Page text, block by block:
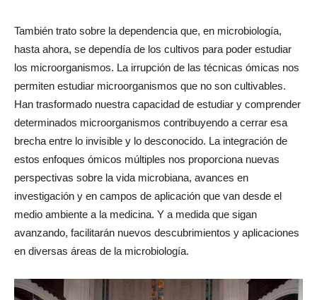
También trato sobre la dependencia que, en microbiología,
hasta ahora, se dependía de los cultivos para poder estudiar
los microorganismos. La irrupción de las técnicas ómicas nos
permiten estudiar microorganismos que no son cultivables.
Han trasformado nuestra capacidad de estudiar y comprender
determinados microorganismos contribuyendo a cerrar esa
brecha entre lo invisible y lo desconocido. La integración de
estos enfoques ómicos múltiples nos proporciona nuevas
perspectivas sobre la vida microbiana, avances en
investigación y en campos de aplicación que van desde el
medio ambiente a la medicina. Y a medida que sigan
avanzando, facilitarán nuevos descubrimientos y aplicaciones
en diversas áreas de la microbiología.